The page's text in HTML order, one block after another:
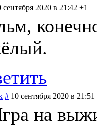
сентября 2020 в 21:42 +1
# 10 сентября 2020 в 21:51
на